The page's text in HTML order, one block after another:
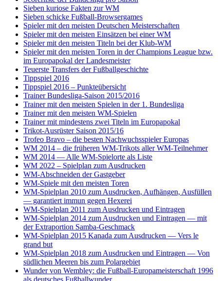
Sieben kuriose Fakten zur WM
Sieben schicke Fußball-Browsergames
Spieler mit den meisten Deutschen Meisterschaften
Spieler mit den meisten Einsätzen bei einer WM
Spieler mit den meisten Titeln bei der Klub-WM
Spieler mit den meisten Toren in der Champions League bzw.
im Europapokal der Landesmeister
Teuerste Transfers der Fußballgeschichte
Tippspiel 2016
Tippspiel 2016 – Punkteübersicht
Trainer Bundesliga-Saison 2015/2016
Trainer mit den meisten Spielen in der 1. Bundesliga
Trainer mit den meisten WM-Spielen
Trainer mit mindestens zwei Titeln im Europapokal
Trikot-Ausrüster Saison 2015/16
Trofeo Bravo – die besten Nachwuchsspieler Europas
WM 2014 – die früheren WM-Trikots aller WM-Teilnehmer
WM 2014 — Alle WM-Spielorte als Liste
WM 2022 – Spielplan zum Ausdrucken
WM-Abschneiden der Gastgeber
WM-Spiele mit den meisten Toren
WM-Spielplan 2010 zum Ausdrucken, Aufhängen, Ausfüllen
— garantiert immun gegen Hexerei
WM-Spielplan 2011 zum Ausdrucken und Eintragen
WM-Spielplan 2014 zum Ausdrucken und Eintragen — mit
der Extraportion Samba-Geschmack
WM-Spielplan 2015 Kanada zum Ausdrucken — Vers le
grand but
WM-Spielplan 2018 zum Ausdrucken und Eintragen — Von
südlichen Meeren bis zum Polargebiet
Wunder von Wembley: die Fußball-Europameisterschaft 1996
als deutsches Fußballwunder